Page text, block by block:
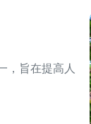
，旨在提高人